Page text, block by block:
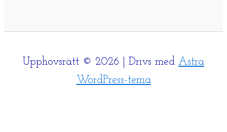
Upphovsrätt © 2026 | Drivs med Astra
WordPress-tema